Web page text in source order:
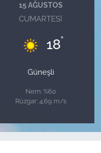
15 AĞUSTOS
CUMARTESI
18°
Güneşli
Nem: %60
Rüzgar: 4.69 m/s